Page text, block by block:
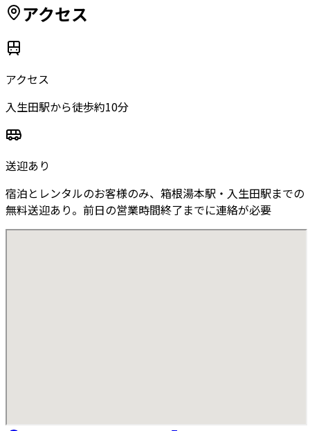
アクセス
アクセス
入生田駅から徒歩約10分
送迎あり
宿泊とレンタルのお客様のみ、箱根湯本駅・入生田駅までの
無料送迎あり。前日の営業時間終了までに連絡が必要